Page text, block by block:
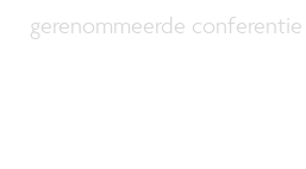
gerenommeerde